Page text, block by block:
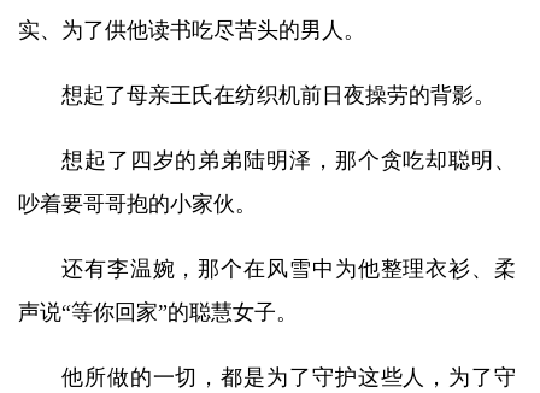
实、为了供他读书吃尽苦头的男人。
想起了母亲王氏在纺织机前日夜操劳的背影。
想起了四岁的弟弟陆明泽，那个贪吃却聪明、
吵着要哥哥抱的小家伙。
还有李温婉，那个在风雪中为他整理衣衫、柔
声说“等你回家”的聪慧女子。
他所做的一切，都是为了守护这些人，为了守